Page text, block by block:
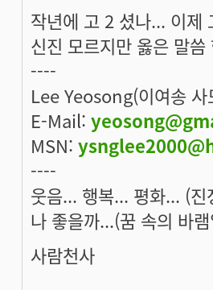
작년에 고 2 셨나... 이제
신진 모르지만 옳은 말
----
Lee Yeosong(이여송 사
E-Mail:
MSN:
----
웃음... 행복... 평화... (
나 좋을까...(꿈 속의 바
사람천사